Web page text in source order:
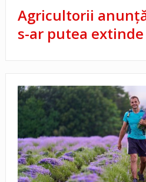
Agricultorii
s-ar putea